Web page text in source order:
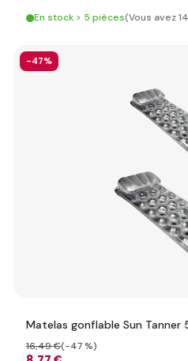
En stock > 5 pièces(Vous avez
-47%
Matelas gonflable Sun Tanner
16,49 €(-47 %)